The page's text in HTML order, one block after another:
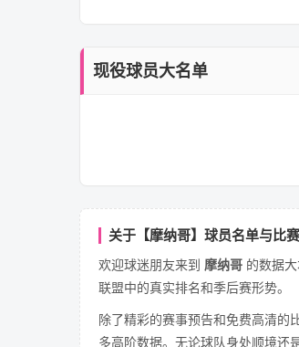
现役球员大名单
关于【摩纳哥】球员名单与比
欢迎球迷朋友来到 摩纳哥 的数据
联盟中的真实排名和季后赛形势。
除了精彩的赛事预告和免费高清的
多高阶数据。无论球队身处顺境还